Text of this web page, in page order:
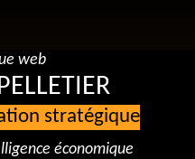
web
stratégique
économique